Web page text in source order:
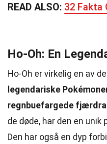
READ ALSO: 32 Fakta
Ho-Oh: En
Ho-Oh er virkelig en av
legendariske
regnbuefargede
de døde, har den en
Den har også en dyp